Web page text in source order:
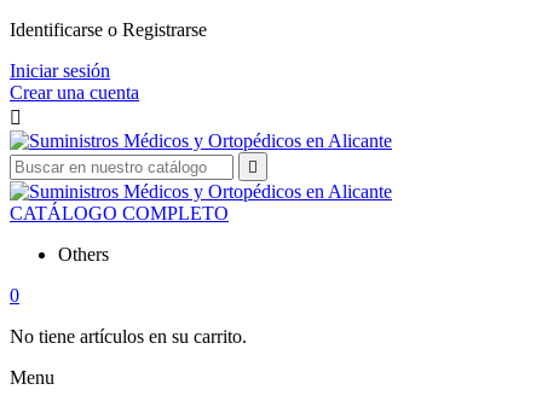
Identificarse o Registrarse
Iniciar sesión
Crear una cuenta


CATÁLOGO COMPLETO
Others
0
No tiene artículos en su carrito.
Menu